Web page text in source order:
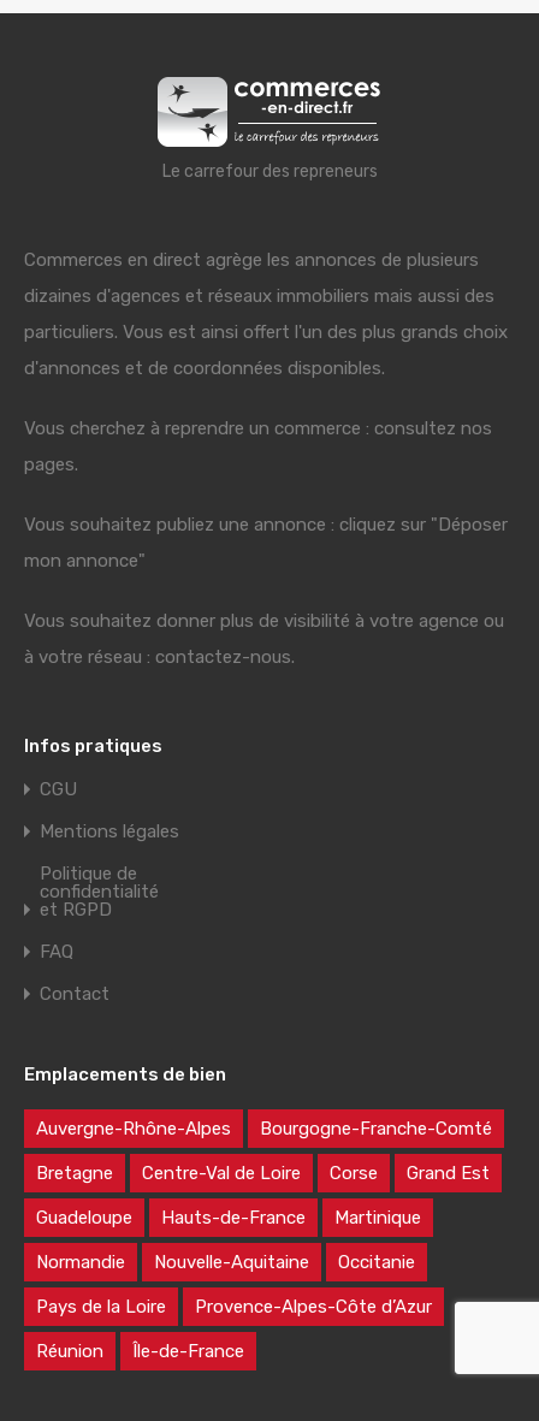
Le carrefour des repreneurs
Commerces en direct agrège les annonces de plusieurs
dizaines d'agences et réseaux immobiliers mais aussi des
particuliers. Vous est ainsi offert l'un des plus grands choix
d'annonces et de coordonnées disponibles.
Vous cherchez à reprendre un commerce : consultez nos
pages.
Vous souhaitez publiez une annonce : cliquez sur "Déposer
mon annonce"
Vous souhaitez donner plus de visibilité à votre agence ou
à votre réseau : contactez-nous.
Infos pratiques
CGU
Mentions légales
Politique de
confidentialité
et RGPD
FAQ
Contact
Emplacements de bien
Auvergne-Rhône-Alpes Bourgogne-Franche-Comté
Bretagne Centre-Val de Loire Corse Grand Est
Guadeloupe Hauts-de-France Martinique
Normandie Nouvelle-Aquitaine Occitanie
Pays de la Loire Provence-Alpes-Côte d’Azur
Réunion Île-de-France